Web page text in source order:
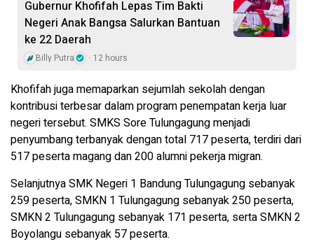
Gubernur Khofifah Lepas Tim Bakti
Negeri Anak Bangsa Salurkan Bantuan
ke 22 Daerah
Billy Putra 12 hours
Khofifah juga memaparkan sejumlah sekolah dengan
kontribusi terbesar dalam program penempatan kerja luar
negeri tersebut. SMKS Sore Tulungagung menjadi
penyumbang terbanyak dengan total 717 peserta, terdiri dari
517 peserta magang dan 200 alumni pekerja migran.
Selanjutnya SMK Negeri 1 Bandung Tulungagung sebanyak
259 peserta, SMKN 1 Tulungagung sebanyak 250 peserta,
SMKN 2 Tulungagung sebanyak 171 peserta, serta SMKN 2
Boyolangu sebanyak 57 peserta.